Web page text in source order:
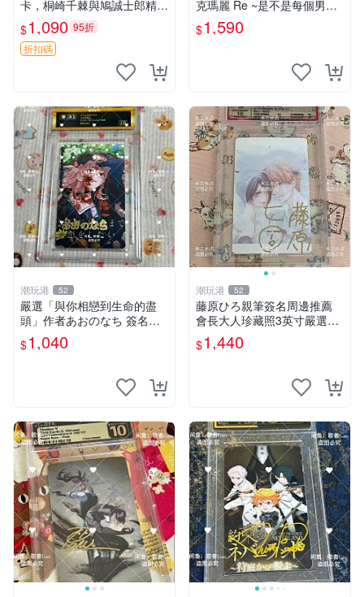
卡，桐崎千棘與鳩誠士郎精美
周邊，3寸日版中古帶原裝卡
磚，國內直郵 偽戀 Nisekoi
簽名卡 桐崎千棘
$1,090 95折
折扣碼
克瑪麗 Re ~是不是每個男人
都這樣？（附贈快速通關信
封）》附書腰 歐馬克 吳瑪麗
$1,590
潮玩港 52
嚴選「與你相戀到生命的盡
頭」作者あおのなち 簽名照
片 3寸原裝卡磚 親筆簽名照
收藏佳品 周邊限定 照片拍賣
$1,040
潮玩港 52
藤原ひろ親筆簽名周邊推薦
會長大人珍藏照3英寸嚴選女
仆紀念品 面簽收藏 會長大人
簽名照 女仆照 面簽收藏
$1,440